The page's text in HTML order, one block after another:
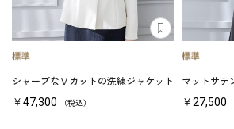
シャープなⅤカットの洗練ジャケット
￥47,300 （税込）
マットサテ
￥27,500